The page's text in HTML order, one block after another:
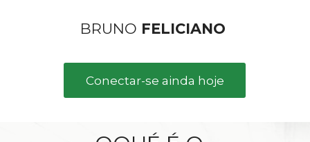
BRUNO FELICIANO
Conectar-se ainda hoje